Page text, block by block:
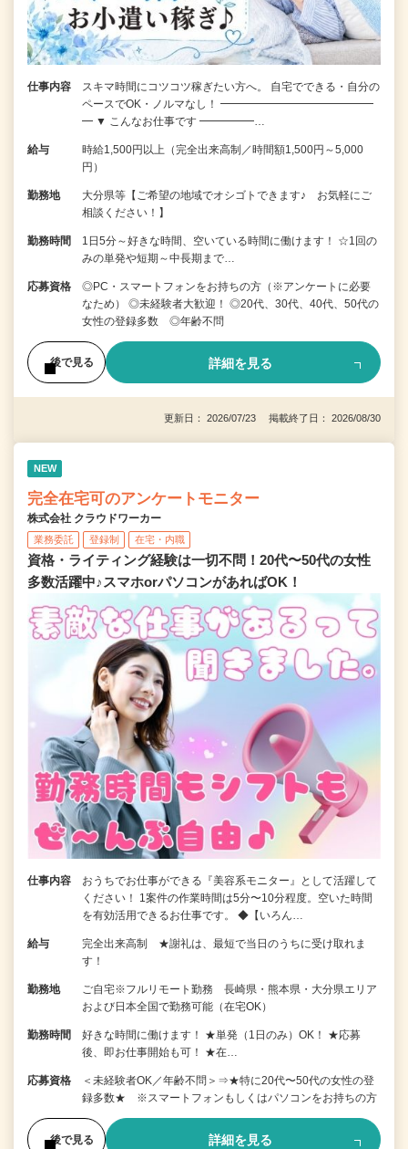
仕事内容
スキマ時間にコツコツ稼ぎたい方へ。 自宅でできる・自分の
ペースでOK・ノルマなし！ ━━━━━━━━━━━━━━
━ ▼ こんなお仕事です ━━━━━…
給与
時給1,500円以上（完全出来高制／時間額1,500円～5,000
円）
勤務地
大分県等【ご希望の地域でオシゴトできます♪ お気軽にご
相談ください！】
勤務時間
1日5分～好きな時間、空いている時間に働けます！ ☆1回の
みの単発や短期～中長期まで…
応募資格
◎PC・スマートフォンをお持ちの方（※アンケートに必要
なため） ◎未経験者大歓迎！ ◎20代、30代、40代、50代の
女性の登録多数 ◎年齢不問
後で見る 詳細を見る
更新日： 2026/07/23 掲載終了日： 2026/08/30
NEW
完全在宅可のアンケートモニター
株式会社 クラウドワーカー
業務委託 登録制 在宅・内職
資格・ライティング経験は一切不問！20代〜50代の女性
多数活躍中♪スマホorパソコンがあればOK！
仕事内容
おうちでお仕事ができる『美容系モニター』として活躍して
ください！ 1案件の作業時間は5分〜10分程度。空いた時間
を有効活用できるお仕事です。 ◆【いろん…
給与
完全出来高制 ★謝礼は、最短で当日のうちに受け取れま
す！
勤務地
ご自宅※フルリモート勤務 長崎県・熊本県・大分県エリア
および日本全国で勤務可能（在宅OK）
勤務時間
好きな時間に働けます！ ★単発（1日のみ）OK！ ★応募
後、即お仕事開始も可！ ★在…
応募資格
＜未経験者OK／年齢不問＞⇒★特に20代〜50代の女性の登
録多数★ ※スマートフォンもしくはパソコンをお持ちの方
後で見る 詳細を見る